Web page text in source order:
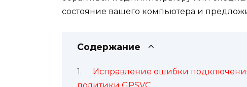
состояние вашего компьютера и
Содержание
Исправление ошибки